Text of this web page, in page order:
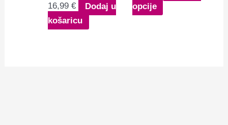
16,99€
Dodaj u
košaricu
opcije